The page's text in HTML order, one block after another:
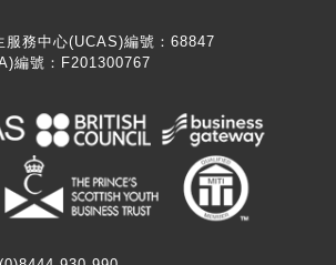
服務中心(UCAS)編號：68847
編號：F201300767